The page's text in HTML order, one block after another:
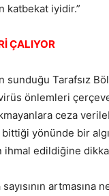
katbekat iyidir.”
ÇALIYOR
sunduğu Tarafsız
önlemleri
ceza
yönünde bir
ihmal edildiğine
artmasına